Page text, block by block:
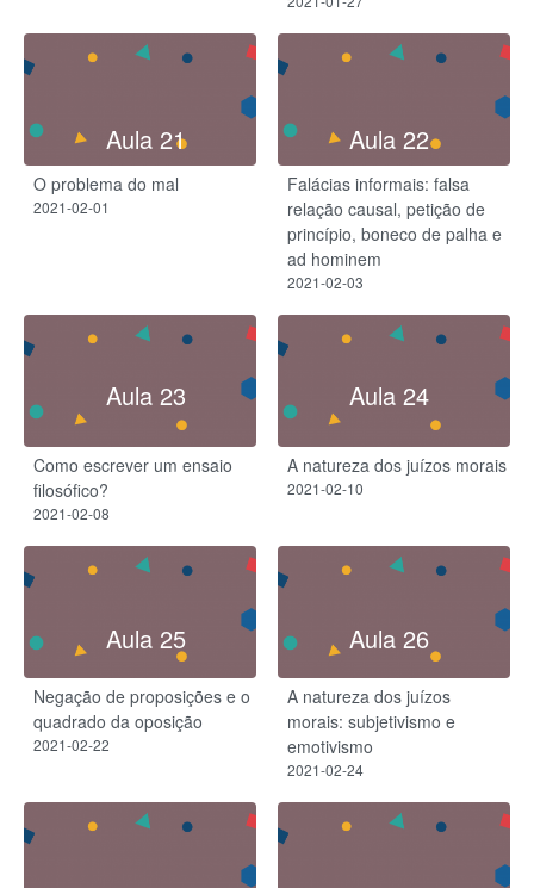
Aula 21
O problema do mal
2021-02-01
Aula 22
Falácias informais: falsa
relação causal, petição de
princípio, boneco de palha e
ad hominem
2021-02-03
Aula 23
Como escrever um ensaio
filosófico?
2021-02-08
Aula 24
A natureza dos juízos morais
2021-02-10
Aula 25
Negação de proposições e o
quadrado da oposição
2021-02-22
Aula 26
A natureza dos juízos
morais: subjetivismo e
emotivismo
2021-02-24